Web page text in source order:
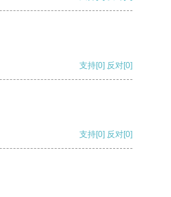
支持[0] 反对[0]
支持[0] 反对[0]